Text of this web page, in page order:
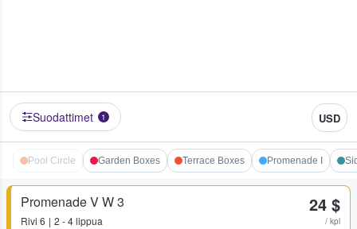
Suodattimet 1 USD
Pool Circle Garden Boxes Terrace Boxes Promenade I
Promenade V W 3
Rivi 6
2 - 4 lippua
24 $
/ kpl